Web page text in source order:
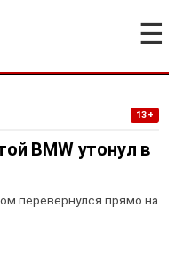
☰
13+
BMW утонул в
перевернулся прямо на